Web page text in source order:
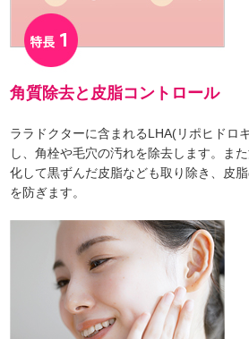
角質除去と皮脂コントロール
ララドクターに含まれるLHA(リポヒドロ
し、角栓や毛穴の汚れを除去します。ま
化して黒ずんだ皮脂なども取り除き、皮
を防ぎます。